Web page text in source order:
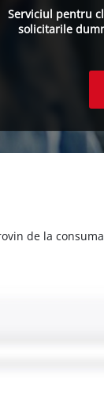
Serviciul pentru
solicitarile
de la